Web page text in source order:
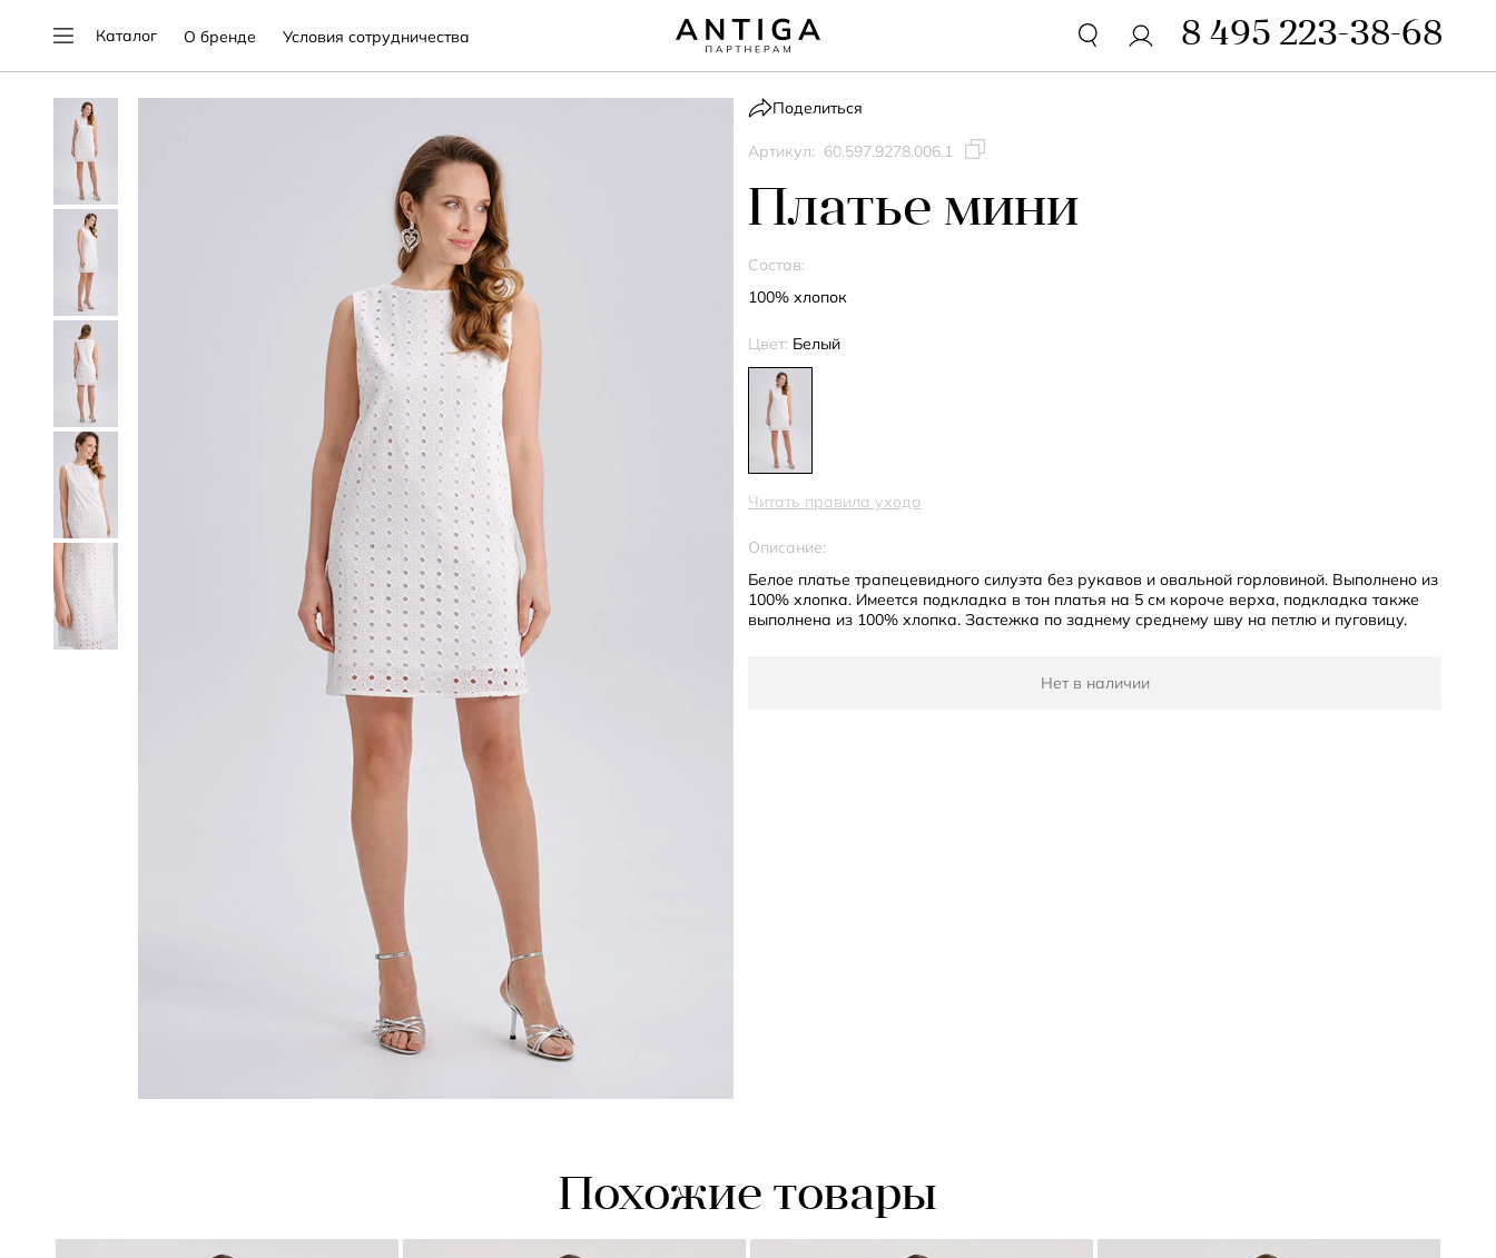
Каталог О бренде Условия сотрудничества 8 495 223-38-68
Поделиться
Артикул: 60.597.9278.006.1
Платье мини
Состав:
100% хлопок
Цвет: Белый
Читать правила ухода
Описание:
Белое платье трапецевидного силуэта без рукавов и овальной горловиной. Выполнено из
100% хлопка. Имеется подкладка в тон платья на 5 см короче верха, подкладка также
выполнена из 100% хлопка. Застежка по заднему среднему шву на петлю и пуговицу.
Нет в наличии
Похожие товары